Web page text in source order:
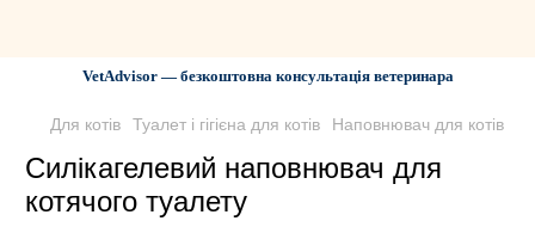
VetAdvisor — безкоштовна консультація ветеринара
Для котів Туалет і гігієна для котів Наповнювач для котів
Силікагелевий наповнювач для
котячого туалету